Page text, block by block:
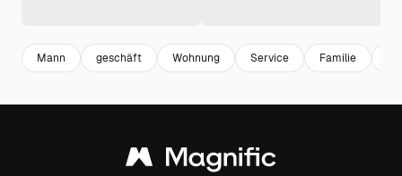
Mann geschäft Wohnung Service Familie